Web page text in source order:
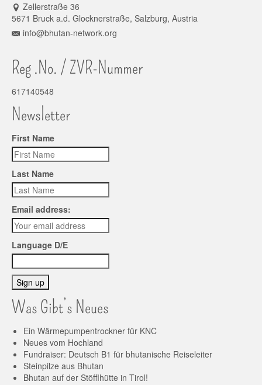
Zellerstraße 36
5671 Bruck a.d. Glocknerstraße, Salzburg, Austria
info@bhutan-network.org
Reg .No. / ZVR-Nummer
617140548
Newsletter
First Name
Last Name
Email address:
Language D/E
Was Gibt’s Neues
Ein Wärmepumpentrockner für KNC
Neues vom Hochland
Fundraiser: Deutsch B1 für bhutanische Reiseleiter
Steinpilze aus Bhutan
Bhutan auf der Stöfflhütte in Tirol!